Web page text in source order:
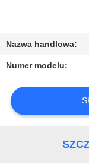
Nazwa handlowa:
Numer modelu: